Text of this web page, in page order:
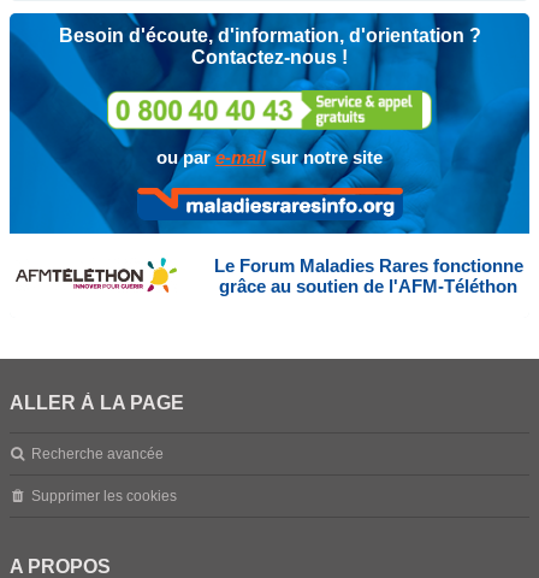
Besoin d'écoute, d'information, d'orientation ?
Contactez-nous !
ou pare-mailsur notre site
Le Forum Maladies Rares fonctionne
grâce au soutien de l'AFM-Téléthon
ALLER À LA PAGE
Recherche avancée
Supprimer les cookies
A PROPOS